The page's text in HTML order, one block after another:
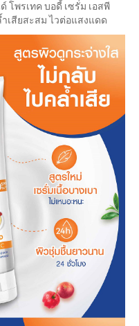
โพรเทค บอดี้ เซรั่ม เอสพี
เสียสะสม ไวต่อแสงแดด